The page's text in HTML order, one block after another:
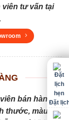
tư vấn tại
bán hàng
thước, màu
Đặt